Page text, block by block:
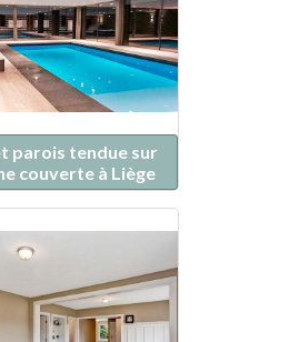
parois tendue sur
couverte à Liège